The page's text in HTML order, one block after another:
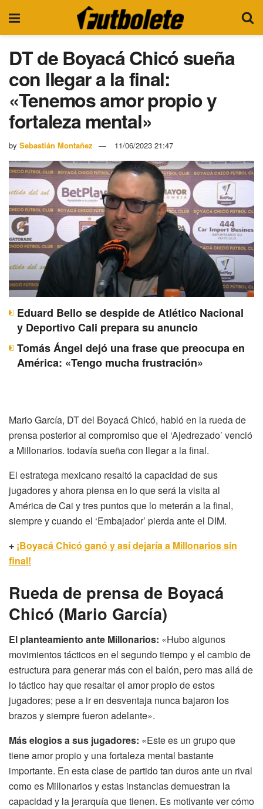
DT de Boyacá Chicó sueña
con llegar a la final:
«Tenemos amor propio y
fortaleza mental»
by Sebastián Montañez 11/06/2023 21:47
Eduard Bello se despide de Atlético Nacional
y Deportivo Cali prepara su anuncio
Tomás Ángel dejó una frase que preocupa en
América: «Tengo mucha frustración»
Mario García, DT del Boyacá Chicó, habló en la rueda de
prensa posterior al compromiso que el ‘Ajedrezado’ venció
a Millonarios. todavía sueña con llegar a la final.
El estratega mexicano resaltó la capacidad de sus
jugadores y ahora piensa en lo que será la visita al
América de Cai y tres puntos que lo meterán a la final,
siempre y cuando el ‘Embajador’ pierda ante el DIM.
+ ¡Boyacá Chicó ganó y así dejaría a Millonarios sin
final!
Rueda de prensa de Boyacá
Chicó (Mario García)
El planteamiento ante Millonarios: «Hubo algunos
movimientos tácticos en el segundo tiempo y el cambio de
estructura para generar más con el balón, pero mas allá de
lo táctico hay que resaltar el amor propio de estos
jugadores; pese a ir en desventaja nunca bajaron los
brazos y siempre fueron adelante».
Más elogios a sus jugadores: «Este es un grupo que
tiene amor propio y una fortaleza mental bastante
importante. En esta clase de partido tan duros ante un rival
como es Millonarios y estas instancias demuestran la
capacidad y la jerarquía que tienen. Es motivante ver cómo